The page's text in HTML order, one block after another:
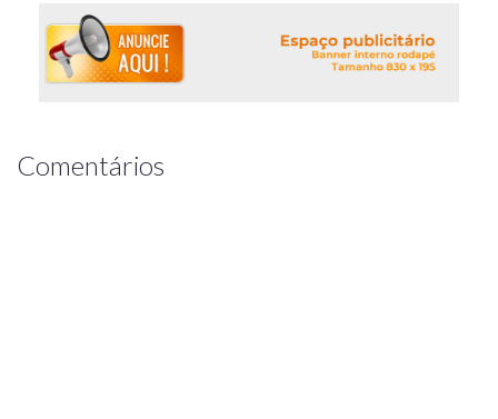
Comentários